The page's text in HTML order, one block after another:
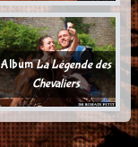
AlbumLa Légende des
Chevaliers